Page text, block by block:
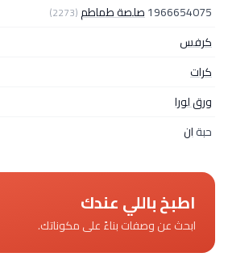
1966654075صلصة طماطم(2273)
كرفس
كرات
ورق لورا
حبةان
اطبخ باللي عندك
ابحث عن وصفات بناءً على مكوناتك.